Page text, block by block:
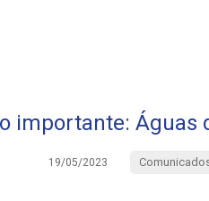
importante: Águas
19/05/2023